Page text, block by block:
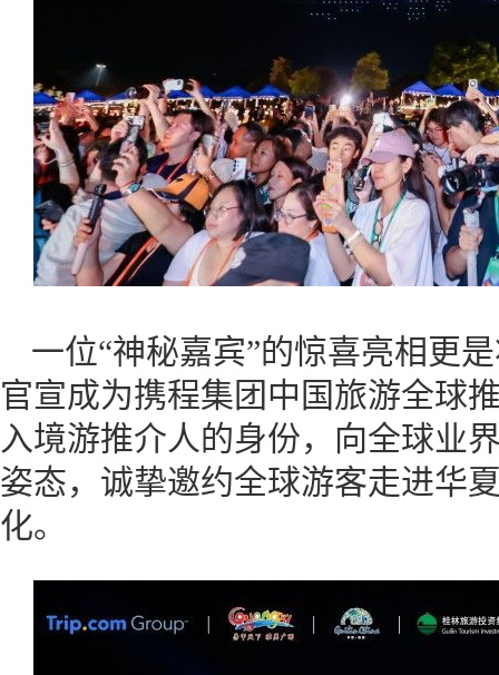
一位“神秘嘉宾”的惊喜亮相更
官宣成为携程集团中国旅游全球
入境游推介人的身份，向全球业
姿态，诚挚邀约全球游客走进华
化。